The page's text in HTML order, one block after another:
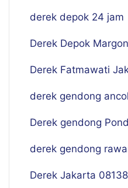
derek depok 24 jam
Derek Depok
Derek Fatmawati
derek gendong ancol
Derek gendong
derek gendong
Derek Jakarta